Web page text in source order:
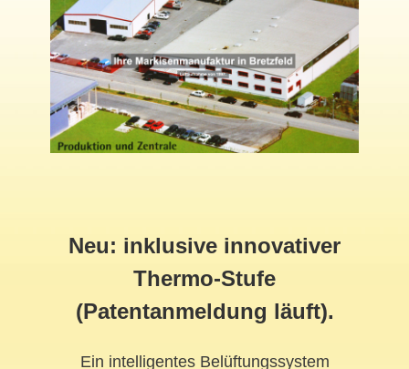
Neu: inklusive innovativer
Thermo-Stufe
(Patentanmeldung läuft).
Ein intelligentes Belüftungssystem